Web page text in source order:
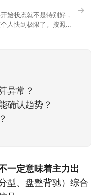
始状态就不是特别好，
人快到极限了。按照平
些时候，我会按点赞数
→
异常？
确认趋势？
一定意味着主力出
型、盘整背驰）综合